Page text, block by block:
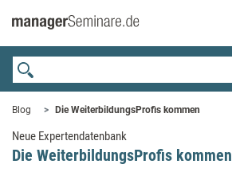
Blog Die WeiterbildungsProfis kommen
Neue Expertendatenbank
Die WeiterbildungsProfis kommen